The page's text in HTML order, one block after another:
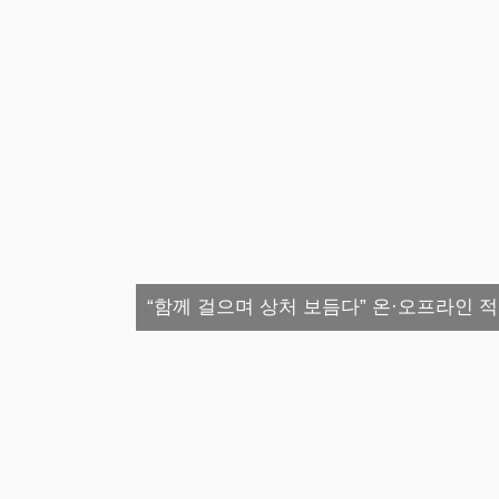
“함께 걸으며 상처 보듬다” 온·오프라인